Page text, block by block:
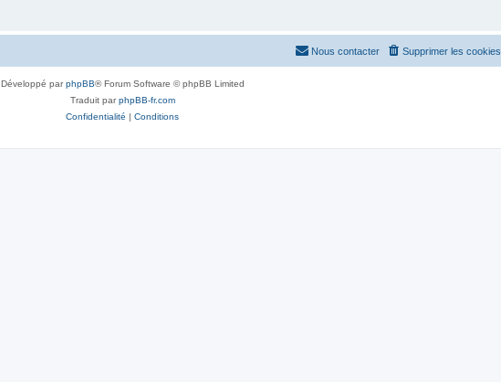
Supprimer les cookies
Nous contacter
Développé parphpBB® Forum Software © phpBB Limited
Traduit parphpBB-fr.com
Confidentialité | Conditions